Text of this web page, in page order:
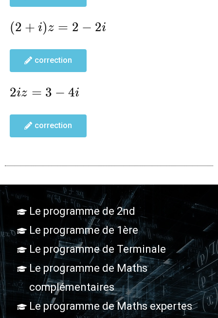
(2+i)z=2-
2i
(2 + i)z = 2 − 2i
correction
2iz=3-
2iz = 3 − 4i
correction
Le programme de 2nd
Le programme de 1ère
Le programme de Terminale
Le programme de Maths
complémentaires
Le programme de Maths expertes